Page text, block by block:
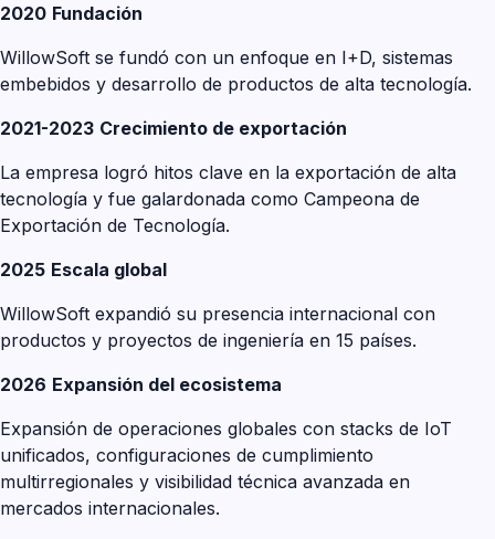
2020 Fundación
WillowSoft se fundó con un enfoque en I+D, sistemas
embebidos y desarrollo de productos de alta tecnología.
2021-2023 Crecimiento de exportación
La empresa logró hitos clave en la exportación de alta
tecnología y fue galardonada como Campeona de
Exportación de Tecnología.
2025 Escala global
WillowSoft expandió su presencia internacional con
productos y proyectos de ingeniería en 15 países.
2026 Expansión del ecosistema
Expansión de operaciones globales con stacks de IoT
unificados, configuraciones de cumplimiento
multirregionales y visibilidad técnica avanzada en
mercados internacionales.